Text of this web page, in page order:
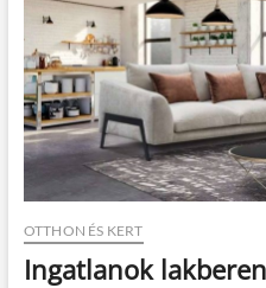
l
a
k
a
n
n
a
b
s
z
o
OTTHON ÉS KERT
Ingatlanok